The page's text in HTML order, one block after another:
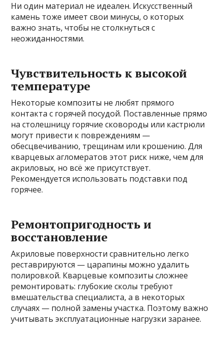
Ни один материал не идеален. Искусственный
камень тоже имеет свои минусы, о которых
важно знать, чтобы не столкнуться с
неожиданностями.
Чувствительность к высокой
температуре
Некоторые композиты не любят прямого
контакта с горячей посудой. Поставленные прямо
на столешницу горячие сковороды или кастрюли
могут привести к повреждениям —
обесцвечиванию, трещинам или крошению. Для
кварцевых агломератов этот риск ниже, чем для
акриловых, но всё же присутствует.
Рекомендуется использовать подставки под
горячее.
Ремонтопригодность и
восстановление
Акриловые поверхности сравнительно легко
реставрируются — царапины можно удалить
полировкой. Кварцевые композиты сложнее
ремонтировать: глубокие сколы требуют
вмешательства специалиста, а в некоторых
случаях — полной замены участка. Поэтому важно
учитывать эксплуатационные нагрузки заранее.